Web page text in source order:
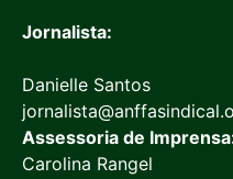
Jornalista:
Danielle Santos
Assessoria de
Carolina Rangel